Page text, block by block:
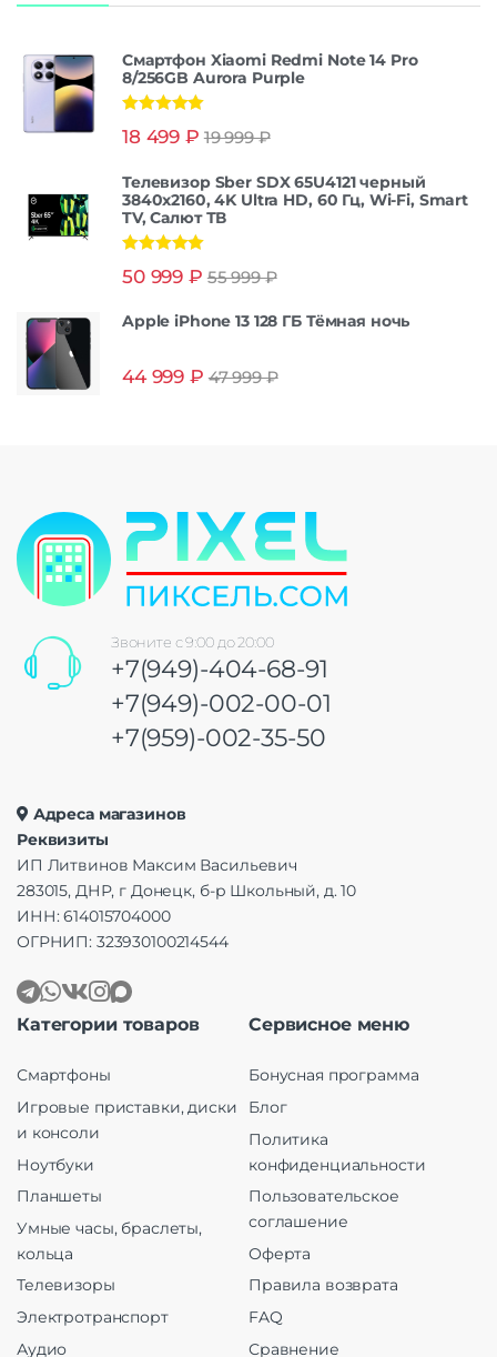
Смартфон Xiaomi Redmi Note 14 Pro
8/256GB Aurora Purple
из 5
18 499 ₽ 19 999₽
Телевизор Sber SDX 65U4121 черный
3840x2160, 4K Ultra HD, 60 Гц, Wi-Fi, Smart
TV, Салют ТВ
из 5
50 999 ₽ 55 999₽
Apple iPhone 13 128 ГБ Тёмная ночь
44 999 ₽ 47 999₽
Звоните с 9:00 до 20:00
+7(949)-404-68-91
+7(949)-002-00-01
+7(959)-002-35-50
Адреса магазинов
Реквизиты
ИП Литвинов Максим Васильевич
283015, ДНР, г Донецк, б-р Школьный, д. 10
ИНН: 614015704000
ОГРНИП: 323930100214544
Категории товаров
Смартфоны
Игровые приставки, диски
и консоли
Ноутбуки
Планшеты
Умные часы, браслеты,
кольца
Телевизоры
Электротранспорт
Аудио
Сервисное меню
Бонусная программа
Блог
Политика
конфиденциальности
Пользовательское
соглашение
Оферта
Правила возврата
FAQ
Сравнение